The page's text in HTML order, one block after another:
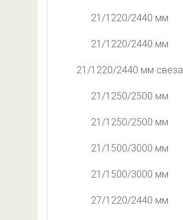
21/1220/2440 мм
21/1220/2440 мм
21/1220/2440 мм свеза
21/1250/2500 мм
21/1250/2500 мм
21/1500/3000 мм
21/1500/3000 мм
27/1220/2440 мм